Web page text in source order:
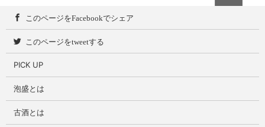
このページをFacebookでシェア
このページをtweetする
PICK UP
泡盛とは
古酒とは